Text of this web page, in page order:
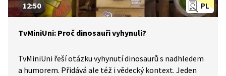
PL
12:50
TvMiniUni: Proč dinosauři vyhynuli?
TvMiniUni řeší otázku vyhynutí dinosaurů s nadhledem
a humorem. Přidává ale též i vědecký kontext. Jeden